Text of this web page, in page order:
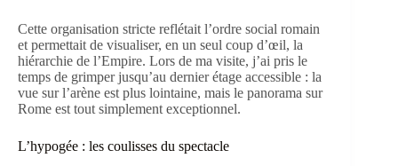
Cette organisation stricte reflétait l’ordre social romain
et permettait de visualiser, en un seul coup d’œil, la
hiérarchie de l’Empire. Lors de ma visite, j’ai pris le
temps de grimper jusqu’au dernier étage accessible : la
vue sur l’arène est plus lointaine, mais le panorama sur
Rome est tout simplement exceptionnel.
L’hypogée : les coulisses du spectacle